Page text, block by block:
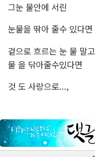
그눈 물안에 서린
눈물을 딲아 줄수 있다면
겉으로 흐르는 눈 물 말
물 을 닦아줄수있다면
것 도 사랑으로...,